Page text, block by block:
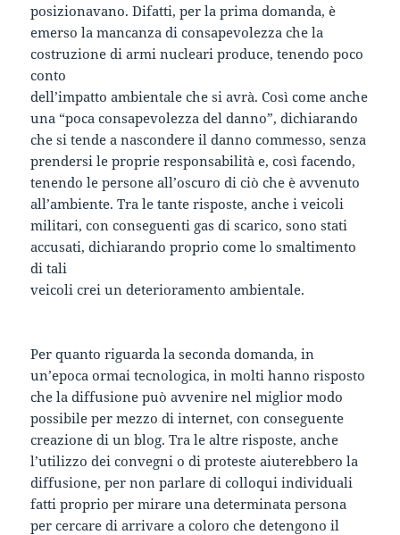
posizionavano. Difatti, per la prima domanda, è
emerso la mancanza di consapevolezza che la
costruzione di armi nucleari produce, tenendo poco
conto
dell’impatto ambientale che si avrà. Così come anche
una “poca consapevolezza del danno”, dichiarando
che si tende a nascondere il danno commesso, senza
prendersi le proprie responsabilità e, così facendo,
tenendo le persone all’oscuro di ciò che è avvenuto
all’ambiente. Tra le tante risposte, anche i veicoli
militari, con conseguenti gas di scarico, sono stati
accusati, dichiarando proprio come lo smaltimento
di tali
veicoli crei un deterioramento ambientale.
Per quanto riguarda la seconda domanda, in
un’epoca ormai tecnologica, in molti hanno risposto
che la diffusione può avvenire nel miglior modo
possibile per mezzo di internet, con conseguente
creazione di un blog. Tra le altre risposte, anche
l’utilizzo dei convegni o di proteste aiuterebbero la
diffusione, per non parlare di colloqui individuali
fatti proprio per mirare una determinata persona
per cercare di arrivare a coloro che detengono il